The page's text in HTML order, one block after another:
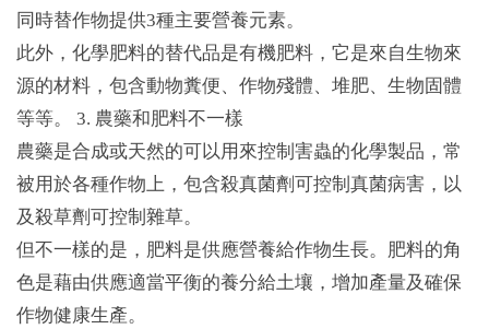
同時替作物提供3種主要營養元素。
此外，化學肥料的替代品是有機肥料，它是來自生物來
源的材料，包含動物糞便、作物殘體、堆肥、生物固體
等等。 3. 農藥和肥料不一樣
農藥是合成或天然的可以用來控制害蟲的化學製品，常
被用於各種作物上，包含殺真菌劑可控制真菌病害，以
及殺草劑可控制雜草。
但不一樣的是，肥料是供應營養給作物生長。肥料的角
色是藉由供應適當平衡的養分給土壤，增加產量及確保
作物健康生產。